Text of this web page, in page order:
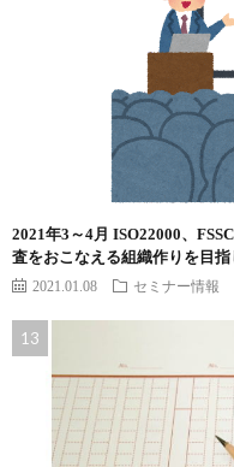
2021年3～4月 ISO22000、
査をおこなえる組織作りを目
2021.01.08 セミナー情報